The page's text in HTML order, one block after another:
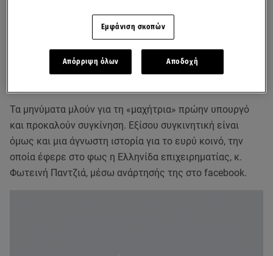
προς τη βουλευτή της Νέας Δημοκρατίας.
Ντόρα Μπακογιάννη: «Ο καρκίνος δεν είναι η πρώτη
Τα μηνύματα μλούν για τη «μαχήτρια» πρώην υπουργό
και προκαλούν συγκίνηση. Εξίσου συγκινητική είναι
όμως και μια άγνωστη ιστορία για το ευρύ κοινό, την
οποία έφερε στο φως η Ελληνίδα επιχειρηματίας, κ.
Φωτεινή Παντζιά, μέσω ανάρτησής της στο facebook.
Εμφάνιση σκοπών
Απόρριψη όλων Αποδοχή